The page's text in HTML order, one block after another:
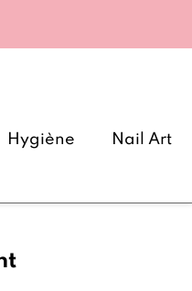
Hygiène Nail Art